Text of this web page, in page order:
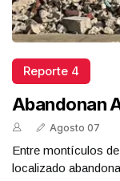
Reporte 4
Abandonan
Agosto 07
Entre montículos
localizado